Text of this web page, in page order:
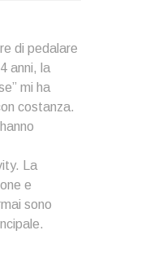
di pedalare
anni, la
mi ha
costanza.
La
e
sono